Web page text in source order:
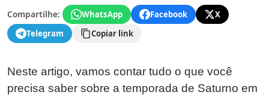
Compartilhe: WhatsApp Facebook
X
Telegram
Copiar link
Neste artigo, vamos contar tudo o que você
precisa saber sobre a temporada de Saturno em